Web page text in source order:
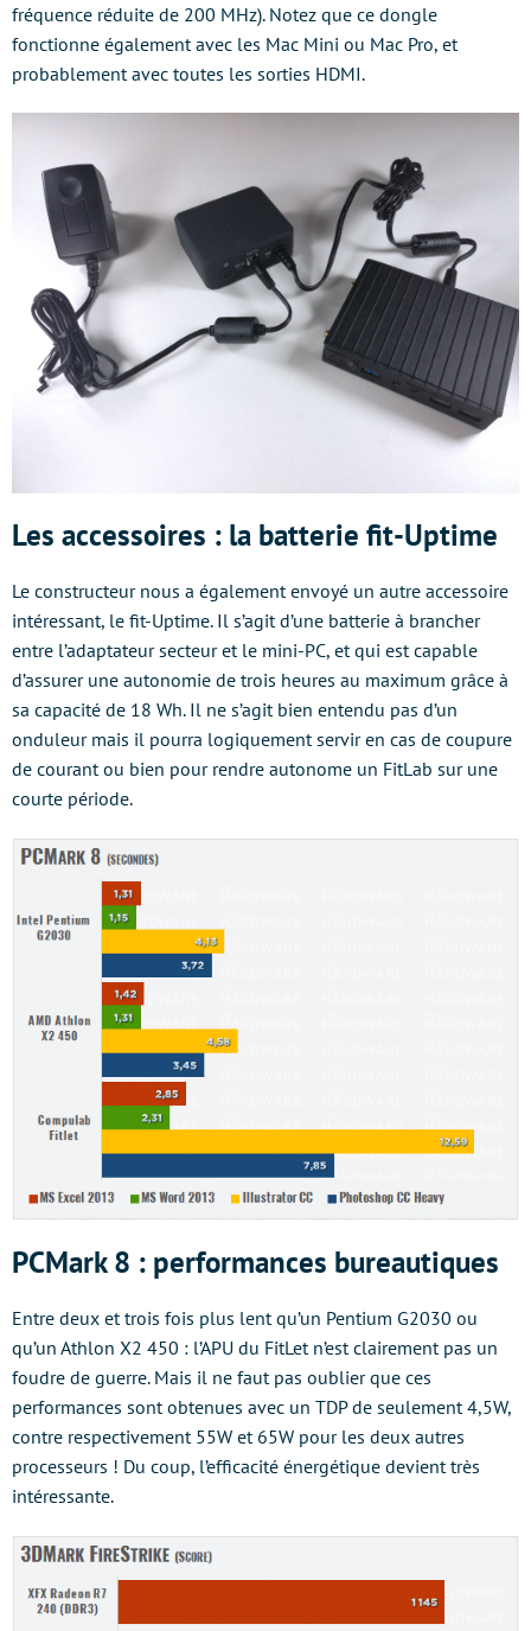
fréquence réduite de 200 MHz). Notez que ce dongle
fonctionne également avec les Mac Mini ou Mac Pro, et
probablement avec toutes les sorties HDMI.
Les accessoires : la batterie fit-Uptime
Le constructeur nous a également envoyé un autre accessoire
intéressant, le fit-Uptime. Il s’agit d’une batterie à brancher
entre l’adaptateur secteur et le mini-PC, et qui est capable
d’assurer une autonomie de trois heures au maximum grâce à
sa capacité de 18 Wh. Il ne s’agit bien entendu pas d’un
onduleur mais il pourra logiquement servir en cas de coupure
de courant ou bien pour rendre autonome un FitLab sur une
courte période.
PCMark 8 : performances bureautiques
Entre deux et trois fois plus lent qu’un Pentium G2030 ou
qu’un Athlon X2 450 : l’APU du FitLet n’est clairement pas un
foudre de guerre. Mais il ne faut pas oublier que ces
performances sont obtenues avec un TDP de seulement 4,5W,
contre respectivement 55W et 65W pour les deux autres
processeurs ! Du coup, l’efficacité énergétique devient très
intéressante.